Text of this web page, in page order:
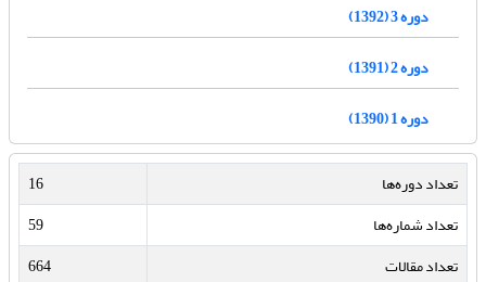
دوره 3 (1392)
دوره 2 (1391)
دوره 1 (1390)
تعداد دوره‌ها
16
تعداد شماره‌ها
59
تعداد مقالات
664